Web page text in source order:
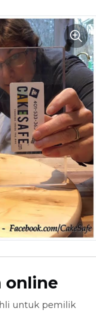
online
untuk pemilik